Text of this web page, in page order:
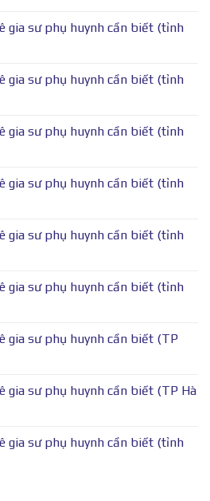
gia sư phụ huynh cần biết (tỉnh
gia sư phụ huynh cần biết (tỉnh
gia sư phụ huynh cần biết (tỉnh
gia sư phụ huynh cần biết (tỉnh
gia sư phụ huynh cần biết (tỉnh
gia sư phụ huynh cần biết (tỉnh
gia sư phụ huynh cần biết (TP
gia sư phụ huynh cần biết (TP Hà
gia sư phụ huynh cần biết (tỉnh